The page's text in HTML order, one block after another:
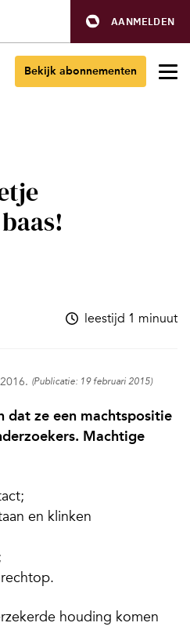
AANMELDEN
Bekijk abonnementen
leestijd 1 minuut
(Publicatie: 19 februari 2015)
dat ze een machtspositie
Machtige
en klinken
houding komen